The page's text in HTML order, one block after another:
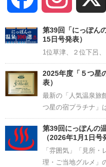
第39回「にっぽん
15日号発表）
1位草津、２位下呂
2025年度「５つ星
表）
最新の「人気温泉旅
つ星の宿プラチナ」
第39回にっぽんの
（2026年1月1日号
「雰囲気」「見所
理・ご当地グルメ」